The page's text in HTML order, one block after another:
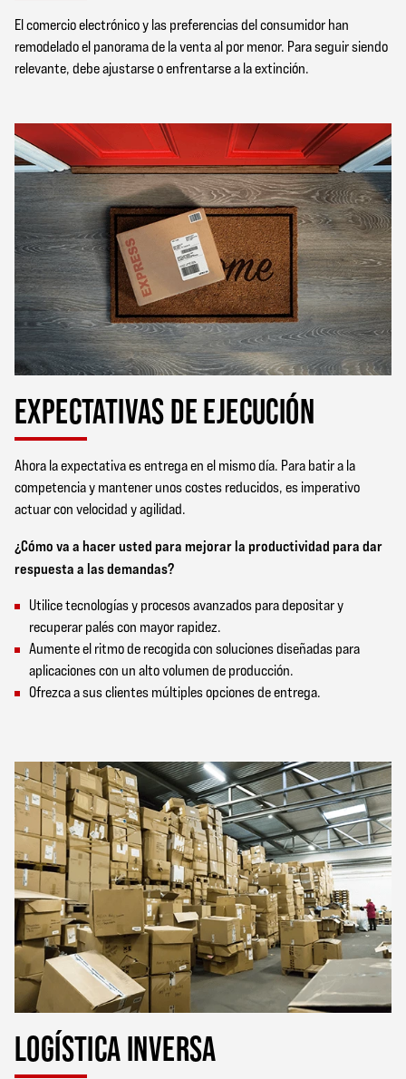
El comercio electrónico y las preferencias del consumidor han
remodelado el panorama de la venta al por menor. Para seguir siendo
relevante, debe ajustarse o enfrentarse a la extinción.
EXPECTATIVAS DE EJECUCIÓN
Ahora la expectativa es entrega en el mismo día. Para batir a la
competencia y mantener unos costes reducidos, es imperativo
actuar con velocidad y agilidad.
¿Cómo va a hacer usted para mejorar la productividad para dar
respuesta a las demandas?
Utilice tecnologías y procesos avanzados para depositar y
recuperar palés con mayor rapidez.
Aumente el ritmo de recogida con soluciones diseñadas para
aplicaciones con un alto volumen de producción.
Ofrezca a sus clientes múltiples opciones de entrega.
LOGÍSTICA INVERSA